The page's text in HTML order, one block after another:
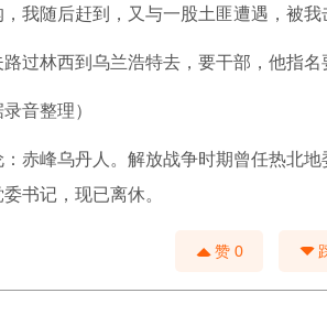
我随后赶到，又与一股土匪遭遇，被我
过林西到乌兰浩特去，要干部，他指名
录音整理）
：赤峰乌丹人。解放战争时期曾任热北
书记，现已离休。
赞 0